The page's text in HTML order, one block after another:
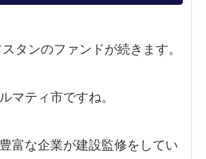
タンのファンドが続きます。
マティ市ですね。
富な企業が建設監修をしてい